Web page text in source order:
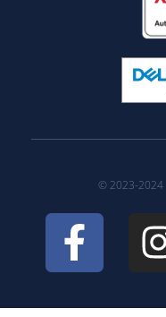
© 2023-2024